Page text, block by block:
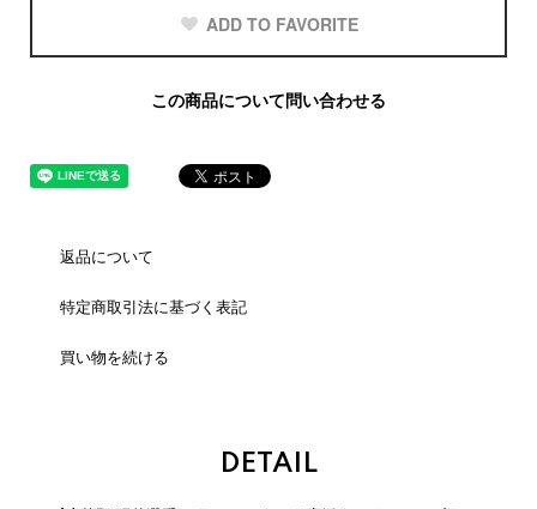
ADD TO FAVORITE
この商品について問い合わせる
返品について
特定商取引法に基づく表記
買い物を続ける
DETAIL